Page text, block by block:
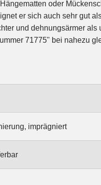
71775" bei nahezu
imprägniert